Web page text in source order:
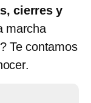
cierres y
marcha
Te contamos